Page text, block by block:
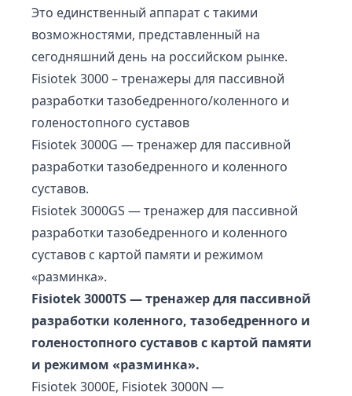
Это единственный аппарат с такими
возможностями, представленный на
сегодняшний день на российском рынке.
Fisiotek 3000 – тренажеры для пассивной
разработки тазобедренного/коленного и
голеностопного суставов
Fisiotek 3000G — тренажер для пассивной
разработки тазобедренного и коленного
суставов.
Fisiotek 3000GS — тренажер для пассивной
разработки тазобедренного и коленного
суставов с картой памяти и режимом
«разминка».
Fisiotek 3000TS — тренажер для пассивной
разработки коленного, тазобедренного и
голеностопного суставов с картой памяти
и режимом «разминка».
Fisiotek 3000E, Fisiotek 3000N —